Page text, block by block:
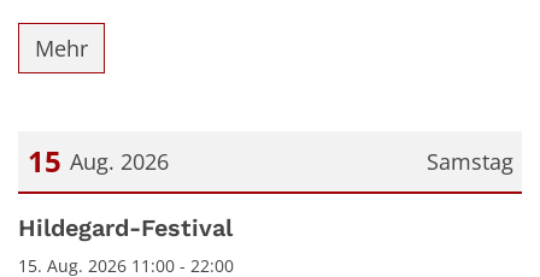
Mehr
Samstag
15 Aug. 2026
Datum: 15. August 2026
Hildegard-Festival
15. Aug. 2026 11:00 - 22:00